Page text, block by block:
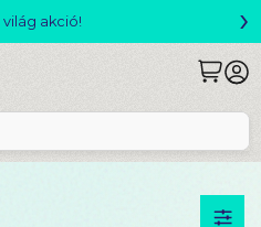
akció! ›